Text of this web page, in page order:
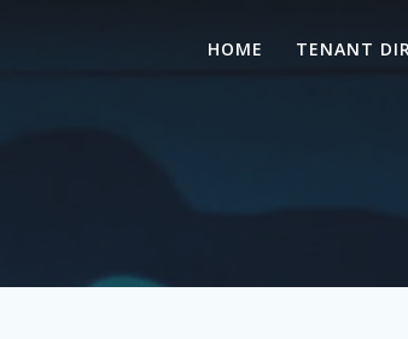
HOME TENANT